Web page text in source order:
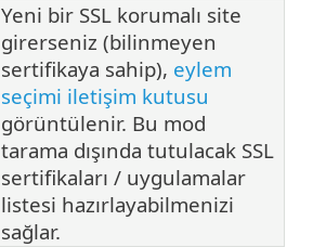
Yeni bir SSL korumalı site
girerseniz (bilinmeyen
sertifikaya sahip), eylem
seçimi iletişim kutusu
görüntülenir. Bu mod
tarama dışında tutulacak SSL
sertifikaları / uygulamalar
listesi hazırlayabilmenizi
sağlar.